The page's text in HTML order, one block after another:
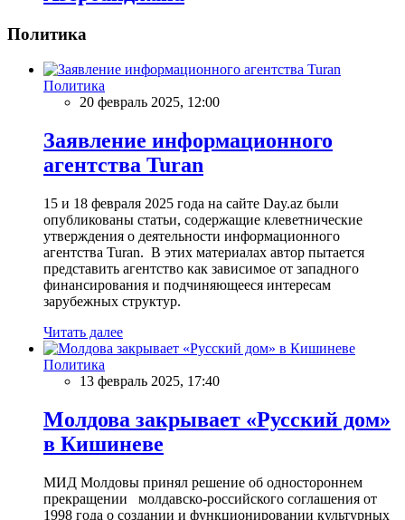
Политика
Политика
20 февраль 2025, 12:00
Заявление информационного
агентства Turan
15 и 18 февраля 2025 года на сайте Day.az были
опубликованы статьи, содержащие клеветнические
утверждения о деятельности информационного
агентства Turan. В этих материалах автор пытается
представить агентство как зависимое от западного
финансирования и подчиняющееся интересам
зарубежных структур.
Читать далее
Политика
13 февраль 2025, 17:40
Молдова закрывает «Русский дом»
в Кишиневе
МИД Молдовы принял решение об одностороннем
прекращении молдавско-российского соглашения от
1998 года о создании и функционировании культурных